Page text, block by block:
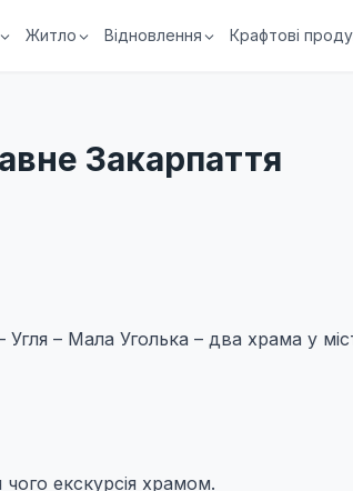
Житло Відновлення Крафтові
Закарпаття
– Мала Уголька – два храма у
екскурсія храмом.